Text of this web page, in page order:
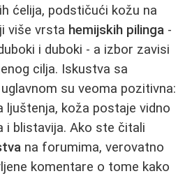
ćelija, podstičući kožu na
više vrsta hemijskih pilinga -
i duboki - a izbor zavisi
cilja. Iskustva sa
uglavnom su veoma pozitivna:
ljuštenja, koža postaje vidno
i blistavija. Ako ste čitali
na forumima, verovatno
komentare o tome kako